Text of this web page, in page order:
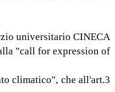
universitario CINECA
"call for expression of
climatico", che all'art.3